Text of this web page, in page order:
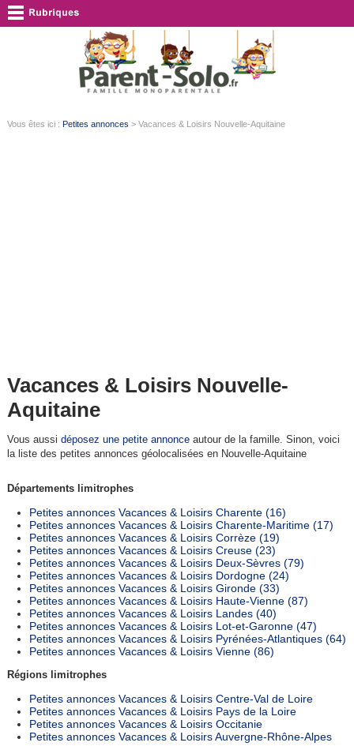
Vous êtes ici : Petites annonces > Vacances & Loisirs Nouvelle-Aquitaine
Vacances & Loisirs Nouvelle-
Aquitaine
Vous aussi déposez une petite annonceautour de la famille. Sinon, voici
la liste des petites annonces géolocalisées en Nouvelle-Aquitaine
Départements limitrophes
Petites annonces Vacances & Loisirs Charente (16)
Petites annonces Vacances & Loisirs Charente-Maritime (17)
Petites annonces Vacances & Loisirs Corrèze (19)
Petites annonces Vacances & Loisirs Creuse (23)
Petites annonces Vacances & Loisirs Deux-Sèvres (79)
Petites annonces Vacances & Loisirs Dordogne (24)
Petites annonces Vacances & Loisirs Gironde (33)
Petites annonces Vacances & Loisirs Haute-Vienne (87)
Petites annonces Vacances & Loisirs Landes (40)
Petites annonces Vacances & Loisirs Lot-et-Garonne (47)
Petites annonces Vacances & Loisirs Pyrénées-Atlantiques (64)
Petites annonces Vacances & Loisirs Vienne (86)
Régions limitrophes
Petites annonces Vacances & Loisirs Centre-Val de Loire
Petites annonces Vacances & Loisirs Pays de la Loire
Petites annonces Vacances & Loisirs Occitanie
Petites annonces Vacances & Loisirs Auvergne-Rhône-Alpes